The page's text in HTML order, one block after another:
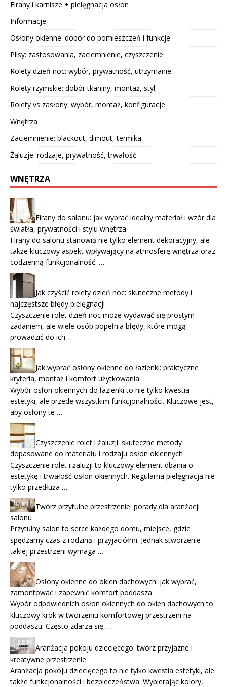
Firany i karnisze + pielęgnacja osłon
Informacje
Osłony okienne: dobór do pomieszczeń i funkcje
Plisy: zastosowania, zaciemnienie, czyszczenie
Rolety dzień noc: wybór, prywatność, utrzymanie
Rolety rzymskie: dobór tkaniny, montaż, styl
Rolety vs zasłony: wybór, montaż, konfiguracje
Wnętrza
Zaciemnienie: blackout, dimout, termika
Żaluzje: rodzaje, prywatność, trwałość
WNĘTRZA
Firany do salonu: jak wybrać idealny materiał i wzór dla
światła, prywatności i stylu wnętrza
Firany do salonu stanowią nie tylko element dekoracyjny, ale
także kluczowy aspekt wpływający na atmosferę wnętrza oraz
codzienną funkcjonalność. …
Jak czyścić rolety dzień noc: skuteczne metody i
najczęstsze błędy pielęgnacji
Czyszczenie rolet dzień noc może wydawać się prostym
zadaniem, ale wiele osób popełnia błędy, które mogą
prowadzić do ich …
Jak wybrać osłony okienne do łazienki: praktyczne
kryteria, montaż i komfort użytkowania
Wybór osłon okiennych do łazienki to nie tylko kwestia
estetyki, ale przede wszystkim funkcjonalności. Kluczowe jest,
aby osłony te …
Czyszczenie rolet i żaluzji: skuteczne metody
dopasowane do materiału i rodzaju osłon okiennych
Czyszczenie rolet i żaluzji to kluczowy element dbania o
estetykę i trwałość osłon okiennych. Regularna pielęgnacja nie
tylko przedłuża …
Twórz przytulne przestrzenie: porady dla aranżacji
salonu
Przytulny salon to serce każdego domu, miejsce, gdzie
spędzamy czas z rodziną i przyjaciółmi. Jednak stworzenie
takiej przestrzeni wymaga …
Osłony okienne do okien dachowych: jak wybrać,
zamontować i zapewnić komfort poddasza
Wybór odpowiednich osłon okiennych do okien dachowych to
kluczowy krok w tworzeniu komfortowej przestrzeni na
poddaszu. Często zdarza się, …
Aranżacja pokoju dziecięcego: twórz przyjazne i
kreatywne przestrzenie
Aranżacja pokoju dziecięcego to nie tylko kwestia estetyki, ale
także funkcjonalności i bezpieczeństwa. Wybierając kolory,